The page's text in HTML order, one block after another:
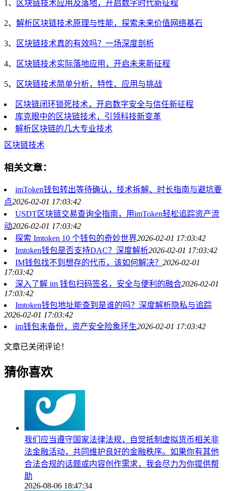
1、 区块链技术应用及落地，开启数字时代新征程
2、 解析区块链技术原理与性能，探索未来价值网络基石
3、 区块链技术真的有效吗？一场深度剖析
4、 区块链技术实际落地应用，开启未来新征程
5、 区块链技术简单分析，特性、应用与挑战
区块链闭环锁死技术，开启数字安全与信任新征程
库克眼中的区块链技术，引领科技新变革
解析区块链的几大专业技术
区块链技术
相关文章：
imToken钱包转出等待确认，技术拆解、时长指南与避坑要
点2026-02-01 17:03:42
USDT区块链交易查询全指南，用imToken轻松追踪资产流
动2026-02-01 17:03:42
探索 Imtoken 10 个钱包的奇妙世界2026-02-01 17:03:42
Imtoken钱包是否支持DAC？深度解析2026-02-01 17:03:42
IM钱包找不到想存的代币，该如何解决？ 2026-02-01
17:03:42
深入了解 im 钱包扫码签名，安全与便利的融合2026-02-01
17:03:42
Imtoken钱包地址能查到是谁的吗？深度解析隐私与追踪
2026-02-01 17:03:42
im钱包未备份，资产安全险象环生2026-02-01 17:03:42
文章已关闭评论！
猜你喜欢
我们应当遵守国家法律法规，自觉抵制虚拟货币相关非
法金融活动，共同维护良好的金融秩序。如果你有其他
合法合规的话题或内容创作需求，我会尽力为你提供帮
助
2026-08-06 18:47:34